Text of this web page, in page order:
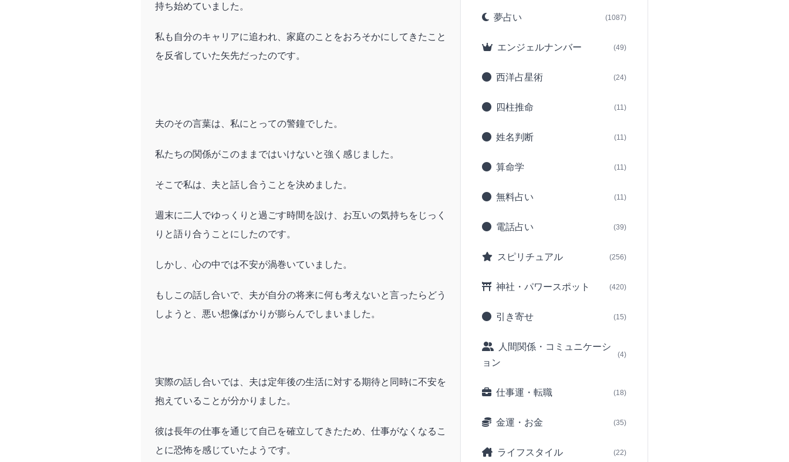
持ち始めていました。
私も自分のキャリアに追われ、家庭のことをおろそかにしてきたこと
を反省していた矢先だったのです。
夫のその言葉は、私にとっての警鐘でした。
私たちの関係がこのままではいけないと強く感じました。
そこで私は、夫と話し合うことを決めました。
週末に二人でゆっくりと過ごす時間を設け、お互いの気持ちをじっく
りと語り合うことにしたのです。
しかし、心の中では不安が渦巻いていました。
もしこの話し合いで、夫が自分の将来に何も考えないと言ったらどう
しようと、悪い想像ばかりが膨らんでしまいました。
実際の話し合いでは、夫は定年後の生活に対する期待と同時に不安を
抱えていることが分かりました。
彼は長年の仕事を通じて自己を確立してきたため、仕事がなくなるこ
とに恐怖を感じていたようです。
夢占い (1087)
エンジェルナンバー (49)
西洋占星術 (24)
四柱推命 (11)
姓名判断 (11)
算命学 (11)
無料占い (11)
電話占い (39)
スピリチュアル (256)
神社・パワースポット (420)
引き寄せ (15)
人間関係・コミュニケーシ
ョン
(4)
仕事運・転職 (18)
金運・お金 (35)
ライフスタイル (22)